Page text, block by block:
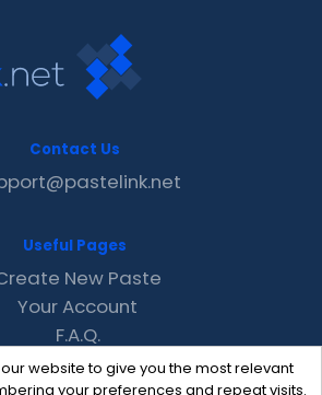
website to give you the most relevant
your preferences and repeat visits.
Contact Us
Useful Pages
New Paste
Your Account
F.A.Q.
Recent